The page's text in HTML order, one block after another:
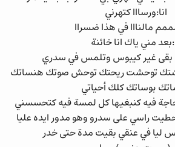
انا:ورسااا كتهرني
مالنااا في هذا ضسراا
مني ياك انا خائنة
غير كيبوس وتلمس في سدري
توحشت ريحتك توحش صوتك هنساتك
بوساتك كلك أحياتي
فيه كنبغيها كل لمسة فيه كتحسسني
حطيت راسي على سدرو وهو مدور ايده عليا
ليا في عنقي بقيت مدة حتى خدر